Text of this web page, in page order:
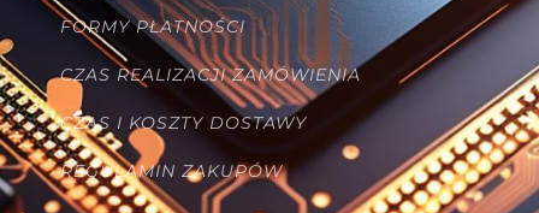
FORMY PŁATNOŚCI
CZAS REALIZACJI ZAMÓWIENIA
CZAS I KOSZTY DOSTAWY
REGULAMIN ZAKUPÓW